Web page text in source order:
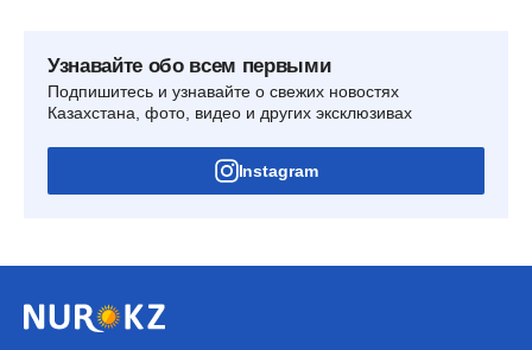
Узнавайте обо всем первыми
Подпишитесь и узнавайте о свежих новостях
Казахстана, фото, видео и других эксклюзивах
Instagram